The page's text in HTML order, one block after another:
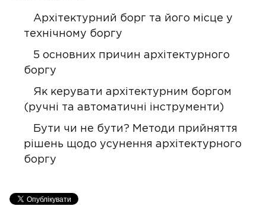
Архітектурний борг та його місце у
технічному боргу
5 основних причин архітектурного
боргу
Як керувати архітектурним боргом
(ручні та автоматичні інструменти)
Бути чи не бути? Методи прийняття
рішень щодо усунення архітектурного
боргу